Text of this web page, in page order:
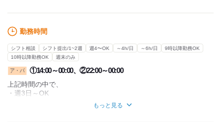
勤務時間
シフト相談 シフト提出/1~2週 週4〜OK ～4h/日 ～6h/日
9時以降勤務OK
10時以降勤務OK
週末のみ
ア・パ ①14:00～00:00、②22:00～00:00
上記時間の中で、
・週3日～OK
もっと見る